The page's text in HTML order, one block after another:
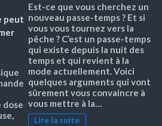
peut
dose
Est-ce que vous cherchez un
nouveau passe-temps ? Et si
vous vous tournez vers la
pêche ? C’est un passe-temps
qui existe depuis la nuit des
temps et qui revient à la
mode actuellement. Voici
quelques arguments qui vont
sûrement vous convaincre à
vous mettre à la…
Lire la suite